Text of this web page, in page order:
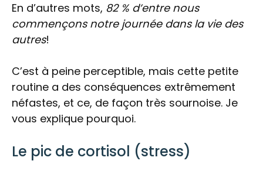
En d’autres mots, 82 % d’entre nous
commençons notre journée dans la vie des
autres!
C’est à peine perceptible, mais cette petite
routine a des conséquences extrêmement
néfastes, et ce, de façon très sournoise. Je
vous explique pourquoi.
Le pic de cortisol (stress)